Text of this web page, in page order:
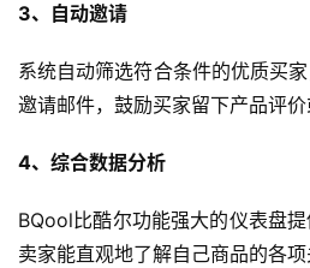
3、自动邀请
系统自动筛选符合条件的优质买
邀请邮件，鼓励买家留下产品评价
4、综合数据分析
BQool比酷尔功能强大的仪表盘
卖家能直观地了解自己商品的各项